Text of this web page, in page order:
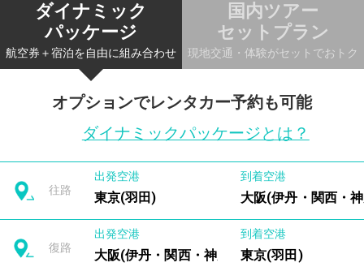
ダイナミック
パッケージ
航空券＋宿泊を自由に組み合わせ
国内ツアー
セットプラン
現地交通・体験がセットでおトク
オプションでレンタカー予約も可能
ダイナミックパッケージとは？
往路
出発空港
東京(羽田)
到着空港
大阪(伊丹・関西・
復路
出発空港
大阪(伊丹・関西・神戸)
到着空港
東京(羽田)